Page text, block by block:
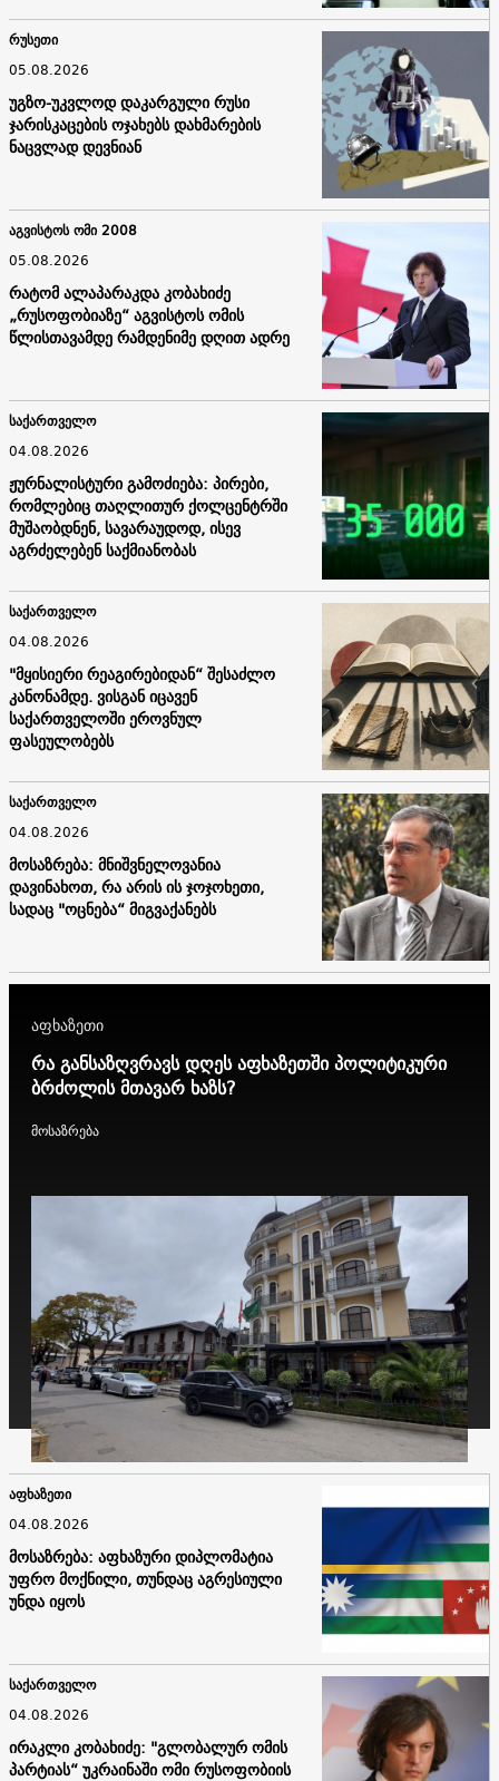
რუსეთი
05.08.2026
უგზო-უკვლოდ დაკარგული რუსი
ჯარისკაცების ოჯახებს დახმარების
ნაცვლად დევნიან
აგვისტოს ომი 2008
05.08.2026
რატომ ალაპარაკდა კობახიძე
„რუსოფობიაზე“ აგვისტოს ომის
წლისთავამდე რამდენიმე დღით ადრე
საქართველო
04.08.2026
ჟურნალისტური გამოძიება: პირები,
რომლებიც თაღლითურ ქოლცენტრში
მუშაობდნენ, სავარაუდოდ, ისევ
აგრძელებენ საქმიანობას
საქართველო
04.08.2026
"მყისიერი რეაგირებიდან“ შესაძლო
კანონამდე. ვისგან იცავენ
საქართველოში ეროვნულ
ფასეულობებს
საქართველო
04.08.2026
მოსაზრება: მნიშვნელოვანია
დავინახოთ, რა არის ის ჯოჯოხეთი,
სადაც "ოცნება“ მიგვაქანებს
აფხაზეთი
რა განსაზღვრავს დღეს აფხაზეთში პოლიტიკური
ბრძოლის მთავარ ხაზს?
მოსაზრება
აფხაზეთი
04.08.2026
მოსაზრება: აფხაზური დიპლომატია
უფრო მოქნილი, თუნდაც აგრესიული
უნდა იყოს
საქართველო
04.08.2026
ირაკლი კობახიძე: "გლობალურ ომის
პარტიას“ უკრაინაში ომი რუსოფობიის